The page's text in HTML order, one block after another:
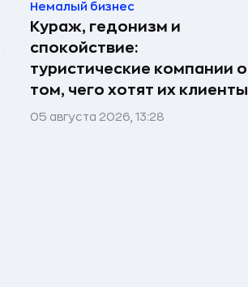
Немалый бизнес
Кураж, гедонизм и
спокойствие:
туристические компании о
том, чего хотят их клиенты
05 августа 2026, 13:28